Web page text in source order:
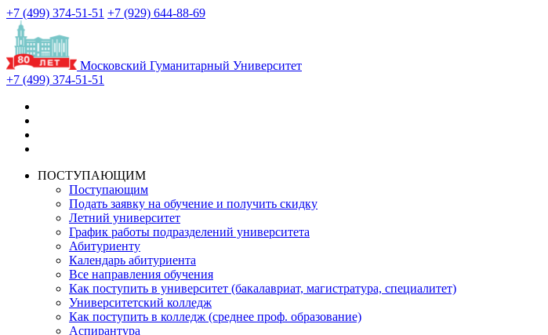
+7 (499) 374-51-51 +7 (929) 644-88-69
Московский Гуманитарный Университет
+7 (499) 374-51-51
ПОСТУПАЮЩИМ
Поступающим
Подать заявку на обучение и получить скидку
Летний университет
График работы подразделений университета
Абитуриенту
Календарь абитуриента
Все направления обучения
Как поступить в университет (бакалавриат, магистратура, специалитет)
Университетский колледж
Как поступить в колледж (среднее проф. образование)
Аспирантура